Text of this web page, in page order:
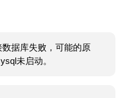
据库失败，可能的原
未启动。